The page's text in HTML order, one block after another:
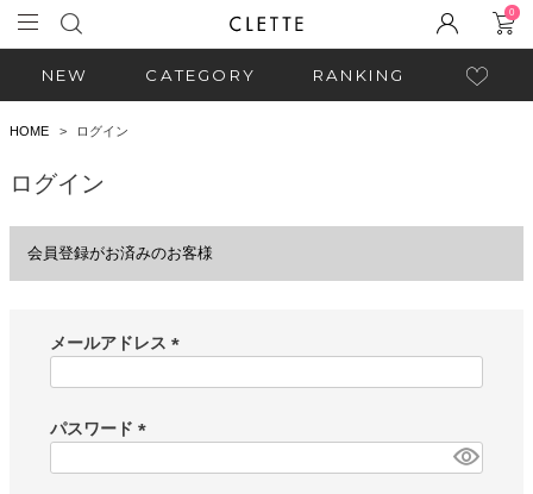
0
NEW CATEGORY RANKING
HOME ログイン
ログイン
会員登録がお済みのお客様
メールアドレス
)
パスワード